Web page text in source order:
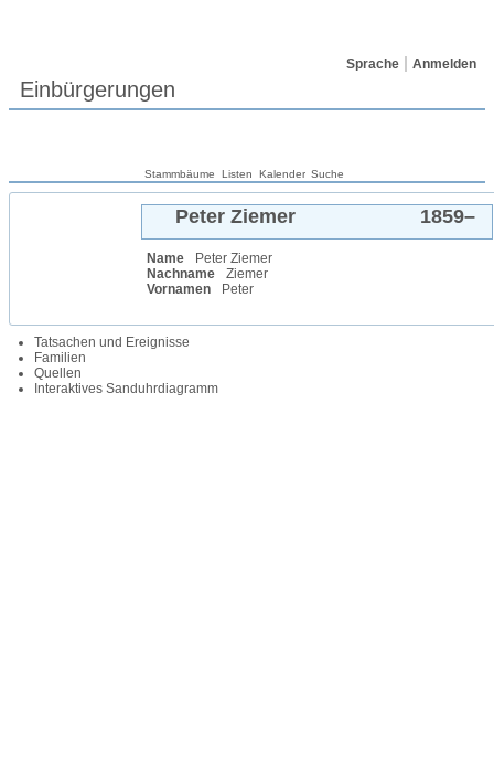
Sprache Anmelden
Einbürgerungen
Stammbäume Listen Kalender Suche
Peter Ziemer 1859–
Name Peter Ziemer
Nachname
Ziemer
Vornamen
Peter
Tatsachen und Ereignisse
Familien
Quellen
Interaktives Sanduhrdiagramm